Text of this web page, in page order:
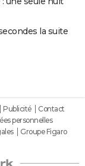
la suite
Publicité
Contact
personnelles
Groupe Figaro